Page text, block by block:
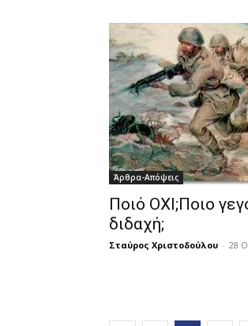
Άρθρα-Απόψεις
Ποιό ΟΧΙ;Ποιo
διδαχή;
Σταύρος Χριστοδούλου - 28